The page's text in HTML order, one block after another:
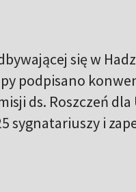
się w
podpisano
ds. Roszczeń
sygnatariuszy i